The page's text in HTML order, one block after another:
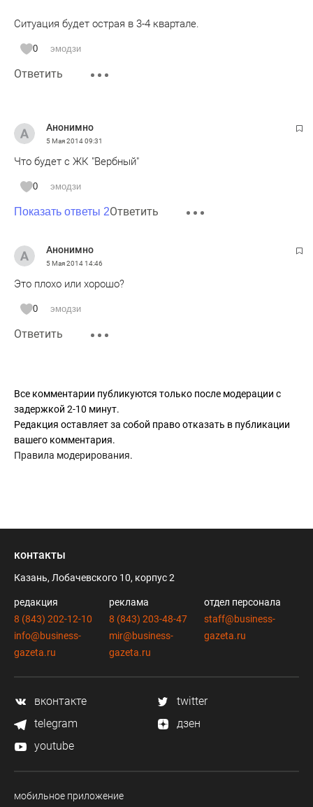
Ситуация будет острая в 3-4 квартале.
0 эмодзи
Ответить
Анонимно
5 Мая 201409:31
Что будет с ЖК "Вербный"
0 эмодзи
Показать ответы 2Ответить
Анонимно
5 Мая 201414:46
Это плохо или хорошо?
0 эмодзи
Ответить
Все комментарии публикуются только после модерации с
задержкой 2-10 минут.
Редакция оставляет за собой право отказать в публикации
вашего комментария.
Правила модерирования.
контакты
Казань, Лобачевского 10, корпус 2
редакция
8 (843) 202-12-10
info@business-
gazeta.ru
реклама
8 (843) 203-48-47
mir@business-
gazeta.ru
отдел персонала
staff@business-
gazeta.ru
вконтакте
twitter
telegram
дзен
youtube
мобильное приложение